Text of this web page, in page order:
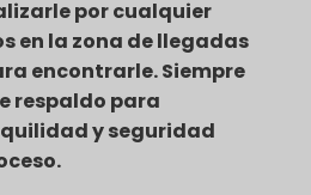
por cualquier
en la zona de llegadas
encontrarle. Siempre
respaldo para
y seguridad